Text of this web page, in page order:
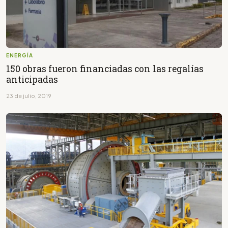
ENERGÍA
150 obras fueron financiadas con las regalías
anticipadas
23 de julio, 2019